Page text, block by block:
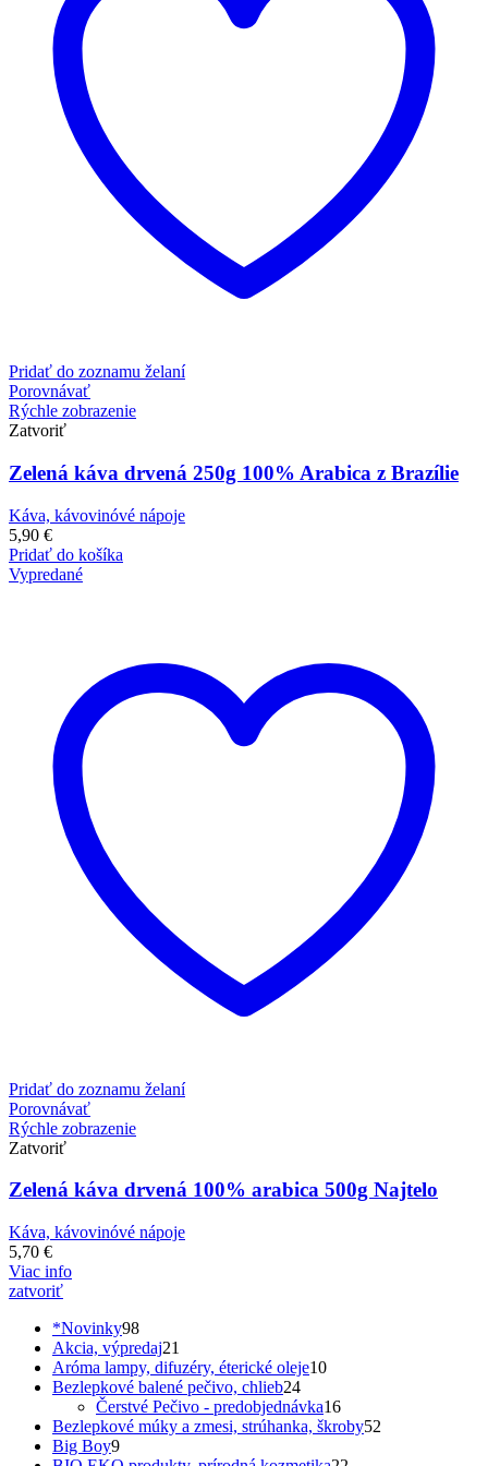
Pridať do zoznamu želaní
Porovnávať
Rýchle zobrazenie
Zatvoriť
Zelená káva drvená 250g 100% Arabica z Brazílie
Káva, kávovinóvé nápoje
5,90 €
Pridať do košíka
Vypredané
Pridať do zoznamu želaní
Porovnávať
Rýchle zobrazenie
Zatvoriť
Zelená káva drvená 100% arabica 500g Najtelo
Káva, kávovinóvé nápoje
5,70 €
Viac info
zatvoriť
*Novinky9898
produktov
Akcia, výpredaj21
produktov
Aróma lampy, difuzéry, éterické oleje1010
Bezlepkové balené pečivo, chlieb2424
produktov
Čerstvé Pečivo - predobjednávka1616
produktov
Bezlepkové múky a zmesi, strúhanka, škroby52
Big Boy99